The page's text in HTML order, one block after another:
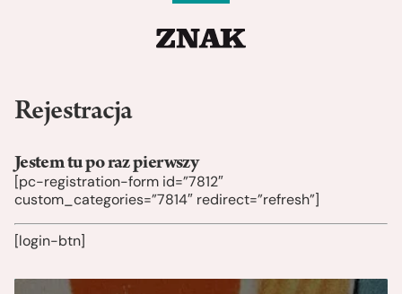
Rejestracja
Jestem tu po raz pierwszy
[pc-registration-form id=”7812″
custom_categories=”7814″ redirect=”refresh”]
[login-btn]